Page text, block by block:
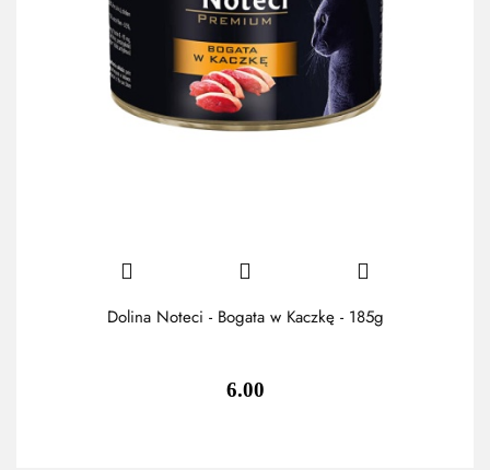
Dolina Noteci - Bogata w Kaczkę - 185g
6.00